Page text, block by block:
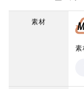
素材
素